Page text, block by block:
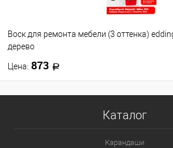
Воск для ремонта мебели (3 оттенка)
дерево
Цена: 873
Каталог
Карандаши